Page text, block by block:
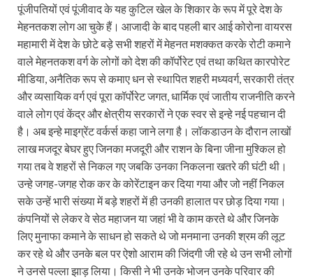
पूंजीपतियों एवं पूंजीवाद के यह कुटिल खेल के शिकार के रूप में पूरे देश के
मेहनतकश लोग आ चुके हैं। आजादी के बाद पहली बार आई कोरोना वायरस
महामारी में देश के छोटे बड़े सभी शहरों में मेहनत मशक्कत करके रोटी कमाने
वाले मेहनतकश वर्ग के लोगों को देश की कॉर्पोरेट एवं तथा कथित कारपोरेट
मीडिया, अनैतिक रूप से कमाए धन से स्थापित शहरी मध्यवर्ग, सरकारी तंत्र
और व्यसायिक वर्ग एवं पूरा कॉर्पोरेट जगत, धार्मिक एवं जातीय राजनीति करने
वाले लोग एवं केंद्र और क्षेत्रीय सरकारों ने एक स्वर से इन्हे नई पहचान दी
है। अब इन्हे माइग्रेंट वर्कर्स कहा जाने लगा है। लॉकडाउन के दौरान लाखों
लाख मजदूर बेघर हुए जिनका मजदूरी और राशन के बिना जीना मुश्किल हो
गया तब वे शहरों से निकल गए जबकि उनका निकलना खतरे की घंटी थी।
उन्हे जगह-जगह रोक कर के कोरेंटाइन कर दिया गया और जो नहीं निकल
सके उन्हें भारी संख्या में बड़े शहरों में ही उनकी हालात पर छोड़ दिया गया।
कंपनियों से लेकर वे सेठ महाजन या जहां भी वे काम करते थे और जिनके
लिए मुनाफा कमाने के साधन हो सकते थे जो मनमाना उनकी श्रम की लूट
कर रहे थे और उनके बल पर ऐशो आराम की जिंदगी जी रहे थे उन सभी लोगों
ने उनसे पल्ला झाड़ लिया। किसी ने भी उनके भोजन उनके परिवार की